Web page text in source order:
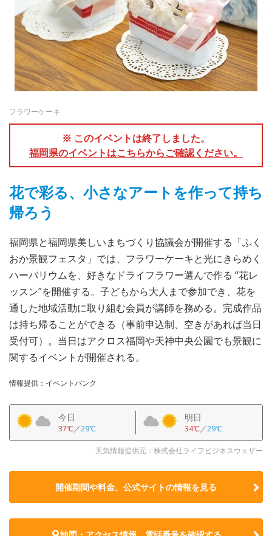
フラワーケーキ
※ このイベントは終了しました。
福岡県のイベントはこちらからご確認ください。
花で彩る、小さなアートを作って持ち
帰ろう
福岡県と福岡県美しいまちづくり協議会が開催する「ふく
おか景観フェスタ」では、フラワーケーキと光にきらめく
ハーバリウムを、好きなドライフラワー選んで作る “花レ
ッスン”を開催する。子どもから大人まで参加でき、花を
通した地域活動に取り組む会員が講師を務める。完成作品
は持ち帰ることができる（事前申込制、空きがあれば当日
受付可）。当日はアクロス福岡や天神中央公園でも景観に
関するイベントが開催される。
情報提供：イベントバンク
今日
37℃／29℃
明日
34℃／29℃
天気情報提供元：株式会社ライフビジネスウェザー
開催期間や料金、公式サイトの情報を見る